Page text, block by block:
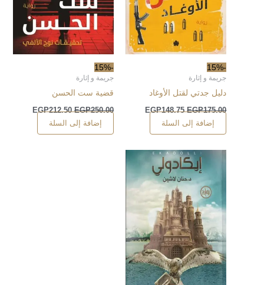
-15%
جريمة و إثارة
دليل جدتي لقتل الأوغاد
EGP175.00
EGP148.75
إضافة إلى السلة
-15%
جريمة و إثارة
قضية ست الحسن
EGP250.00
EGP212.50
إضافة إلى السلة